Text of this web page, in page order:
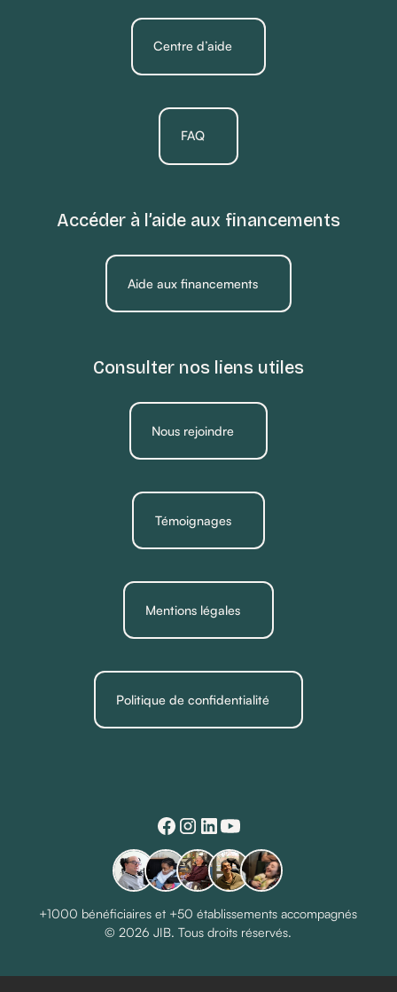
Centre d’aide
FAQ
Accéder à l’aide aux financements
Aide aux financements
Consulter nos liens utiles
Nous rejoindre
Témoignages
Mentions légales
Politique de confidentialité
© 2026 JIB. Tous droits réservés.
+1000 bénéficiaires et +50 établissements accompagnés